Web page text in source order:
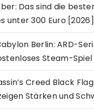
Das sind die
unter 300 Euro [2026]
Berlin: ARD-
Steam-Spiel
Creed Black
Stärken und